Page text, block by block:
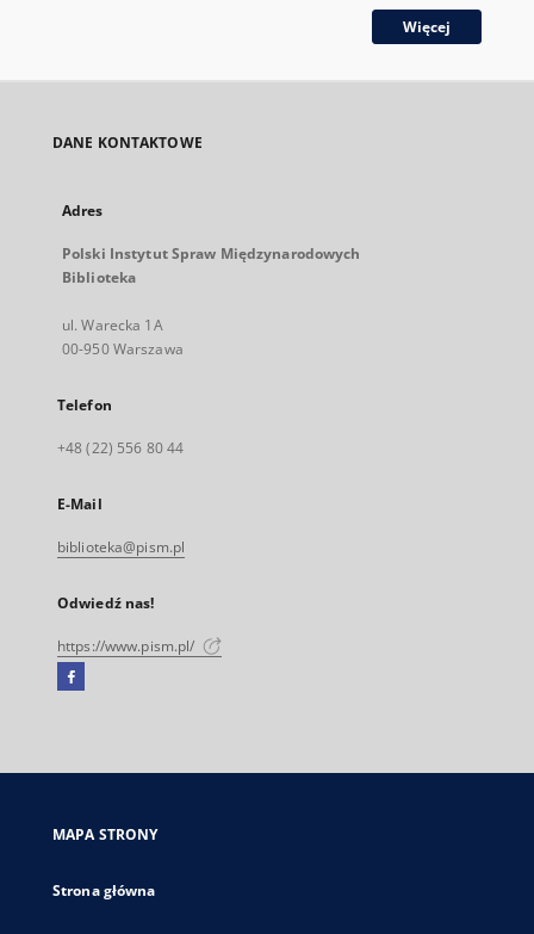
Więcej
DANE KONTAKTOWE
Adres
Polski Instytut Spraw Międzynarodowych
Biblioteka
ul. Warecka 1A
00-950 Warszawa
Telefon
+48 (22) 556 80 44
E-Mail
biblioteka@pism.pl
Odwiedź nas!
https://www.pism.pl/
Facebook
się
karcie
MAPA STRONY
Strona główna